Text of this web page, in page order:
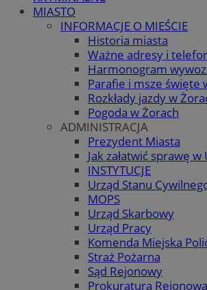
MIASTO
INFORMACJE O MIEŚCIE
Historia miasta
Ważne adresy i
Harmonogram
Parafie i msze święte
Rozkłady jazdy w
Pogoda w Żorach
ADMINISTRACJA
Prezydent Miasta
Jak załatwić sprawę
INSTYTUCJE
Urząd Stanu
MOPS
Urząd Skarbowy
Urząd Pracy
Komenda Miejska
Straż Pożarna
Sąd Rejonowy
Prokuratura Rejonowa